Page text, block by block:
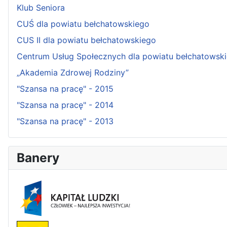
Klub Seniora
CUŚ dla powiatu bełchatowskiego
CUS II dla powiatu bełchatowskiego
Centrum Usług Społecznych dla powiatu
„Akademia Zdrowej Rodziny”
"Szansa na pracę" - 2015
"Szansa na pracę" - 2014
"Szansa na pracę" - 2013
Banery